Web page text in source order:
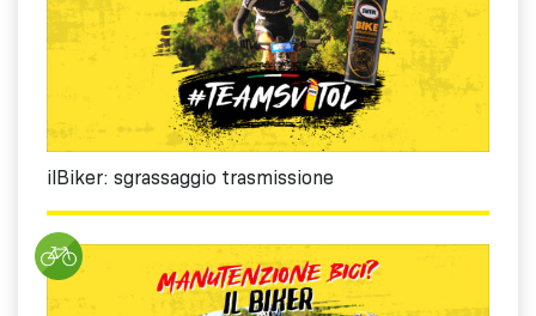
ilBiker: sgrassaggio trasmissione